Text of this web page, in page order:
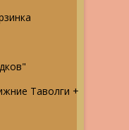
Таволги +